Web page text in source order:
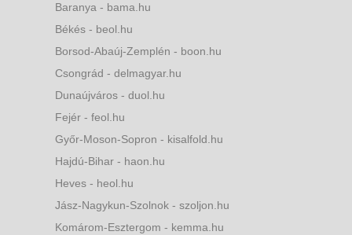
Baranya - bama.hu
Békés - beol.hu
Borsod-Abaúj-Zemplén - boon.hu
Csongrád - delmagyar.hu
Dunaújváros - duol.hu
Fejér - feol.hu
Győr-Moson-Sopron - kisalfold.hu
Hajdú-Bihar - haon.hu
Heves - heol.hu
Jász-Nagykun-Szolnok - szoljon.hu
Komárom-Esztergom - kemma.hu